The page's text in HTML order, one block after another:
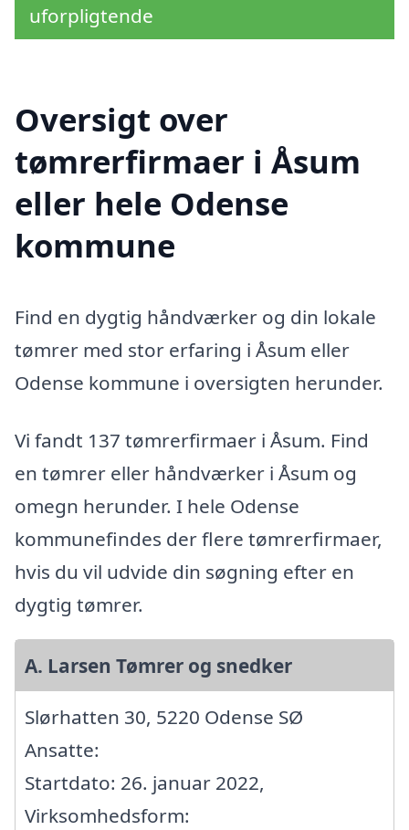
uforpligtende
Oversigt over
tømrerfirmaer i Åsum
eller hele Odense
kommune
Find en dygtig håndværker og din lokale
tømrer med stor erfaring i Åsum eller
Odense kommune i oversigten herunder.
Vi fandt 137 tømrerfirmaer i Åsum. Find
en tømrer eller håndværker i Åsum og
omegn herunder. I hele Odense
kommunefindes der flere tømrerfirmaer,
hvis du vil udvide din søgning efter en
dygtig tømrer.
A. Larsen Tømrer og snedker
Slørhatten 30, 5220 Odense SØ
Ansatte:
Startdato: 26. januar 2022,
Virksomhedsform: